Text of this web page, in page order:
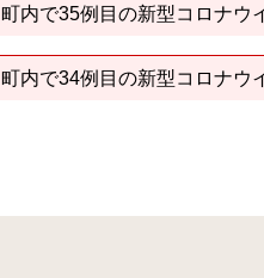
町内で35例目の新型コロナウ
町内で34例目の新型コロナウ